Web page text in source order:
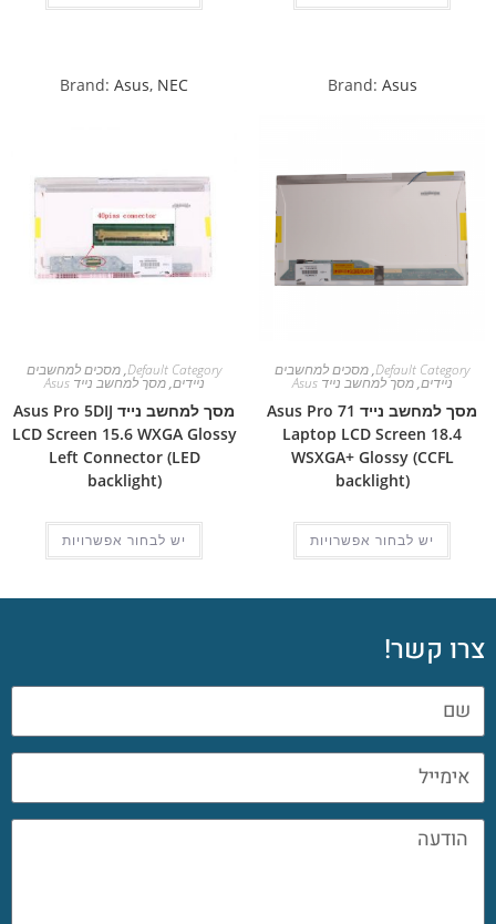
Brand: Asus
Default Category
,מסכים למחשבים
ניידים,מסך למחשב נייד Asus
מסך למחשב נייד Asus Pro 71
Laptop LCD Screen 18.4
WSXGA+ Glossy (CCFL
backlight)
יש לבחור אפשרויות
Brand: Asus, NEC
Default Category
,מסכים למחשבים
ניידים,מסך למחשב נייד Asus
מסך למחשב נייד Asus Pro 5DIJ
LCD Screen 15.6 WXGA Glossy
Left Connector (LED
backlight)
יש לבחור אפשרויות
צרו קשר!